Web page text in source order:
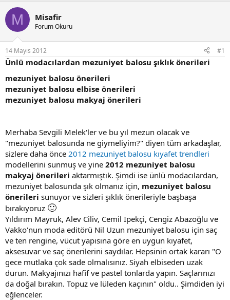
n
b
y
u
b
a
l
a
t
l
a
ı
ç
a
M Misafir
Forum Okuru
14 Mayıs 2012 #1
Ünlü modacılardan mezuniyet balosu şıklık önerileri
mezuniyet balosu önerileri
mezuniyet balosu elbise önerileri
mezuniyet balosu makyaj önerileri
Merhaba Sevgili Melek'ler ve bu yıl mezun olacak ve
"mezuniyet balosunda ne giymeliyim?" diyen tüm arkadaşlar,
sizlere daha önce 2012 mezuniyet balosu kıyafet trendleri
modellerini sunmuş ve yine 2012 mezuniyet balosu
makyaj önerileri aktarmıştık. Şimdi ise ünlü modacılardan,
mezuniyet balosunda şık olmanız için, mezuniyet balosu
önerileri sunuyor ve sizleri şıklık önerileriyle başbaşa
bırakıyoruz 🙂
Yıldırım Mayruk, Alev Ciliv, Cemil İpekçi, Cengiz Abazoğlu ve
Vakko'nun moda editörü Nil Uzun mezuniyet balosu için saç
ve ten rengine, vücut yapısına göre en uygun kıyafet,
aksesuvar ve saç önerilerini saydılar. Hepsinin ortak kararı "O
gece mutlaka çok sade olmalısınız. Siyah elbiseden uzak
durun. Makyajınızı hafif ve pastel tonlarda yapın. Saçlarınızı
da doğal bırakın. Topuz ve lüleden kaçının" oldu.. Şimdiden iyi
eğlenceler.